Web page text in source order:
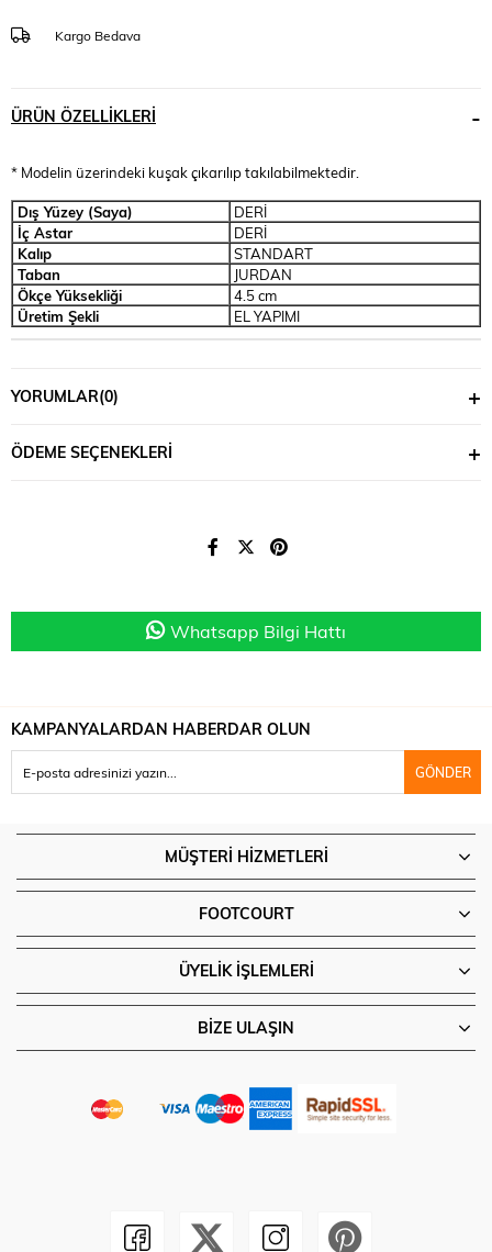
Kargo Bedava
ÜRÜN ÖZELLIKLERI
* Modelin üzerindeki kuşak çıkarılıp takılabilmektedir.
Dış Yüzey (Saya)
DERİ
İç Astar
DERİ
Kalıp
STANDART
Taban
JURDAN
Ökçe Yüksekliği
4.5 cm
Üretim Şekli
EL YAPIMI
YORUMLAR(0)
ÖDEME SEÇENEKLERI
Whatsapp Bilgi Hattı
KAMPANYALARDAN HABERDAR OLUN
GÖNDER
MÜŞTERI HIZMETLERI
FOOTCOURT
ÜYELIK İŞLEMLERI
BIZE ULAŞIN